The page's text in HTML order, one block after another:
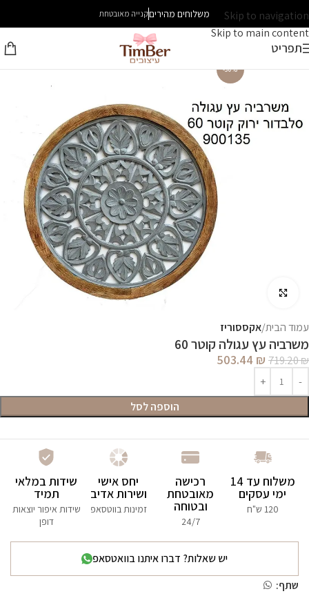
Skip to navigation
Skip to main content
משלוחים מהיריםקנייה מאובטחת
תפריט
עמוד הבית אקססוריז
משרביה עץ עגולה קוטר 60
719.20₪
503.44 ₪
הוספה לסל
-30%
משלוח עד 14
ימי עסקים
120 ש"ח
רכישה
מאובטחת
ובטוחה
24/7
יחס אישי
ושירות אדיב
זמינות בווטסאפ
שידות במלאי
תמיד
שידות איפור יוצאות
דופן
יש שאלות? דברו איתנו בוואטסאפ
שתף: